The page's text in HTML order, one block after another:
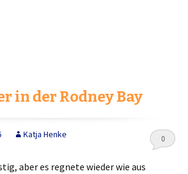
in der Rodney Bay
Katja Henke 0
aber es regnete wieder wie aus